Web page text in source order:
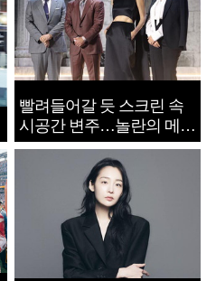
빨려들어갈 듯 스크린 속
시공간 변주…놀란의 메시
지는 ‘전쟁 속죄’